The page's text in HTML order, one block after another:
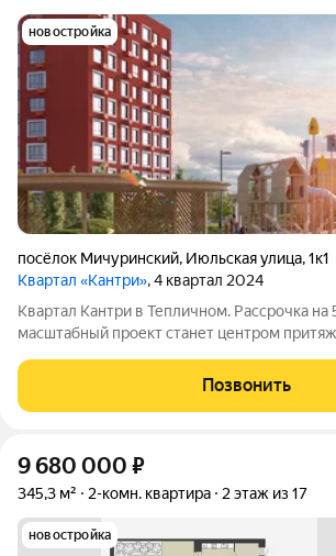
новостройка
посёлок Мичуринский, Июльская улица,1к1
Квартал «Кантри», 4 квартал 2024
Квартал Кантри в Тепличном. Рассрочка
масштабный проект станет центром
равновесие и гармония природы с
технологиями: - Площадь событий для
Позвонить
9 680 000 ₽
345,3 м² 2-комн. квартира 2 этаж из 17
новостройка